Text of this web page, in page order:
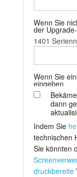
Wenn Sie
der
1401
Wenn Sie
eingeben
dann
Indem Sie
technischen
Sie könnten
druckbereite